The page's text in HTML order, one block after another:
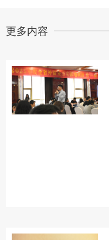
更多内容